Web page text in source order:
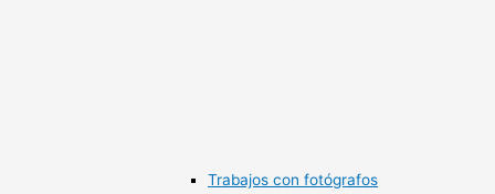
Trabajos con fotógrafos